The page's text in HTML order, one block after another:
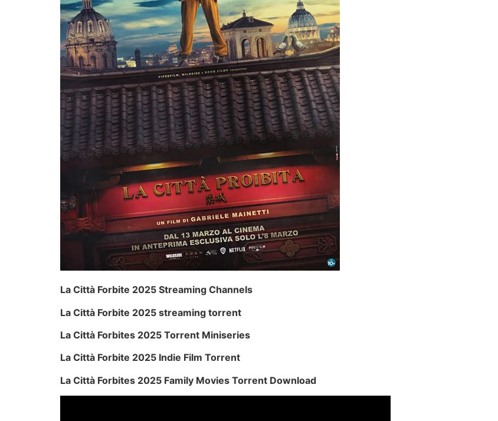
La Città Forbite 2025 Streaming Channels
La Città Forbite 2025 streaming torrent
La Città Forbites 2025 Torrent Miniseries
La Città Forbite 2025 Indie Film Torrent
La Città Forbites 2025 Family Movies Torrent Download